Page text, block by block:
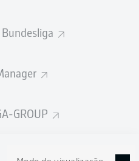
GROUPDA
2025/2026